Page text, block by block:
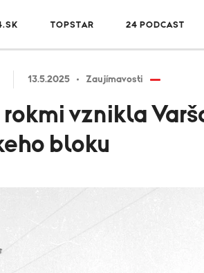
TOPSTAR 24 PODCAST
13.5.2025 Zaujímavosti
rokmi vznikla
bloku